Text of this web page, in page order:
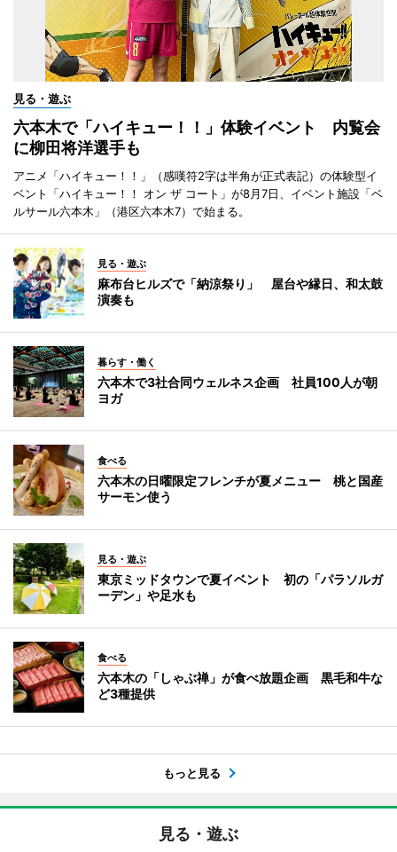
見る・遊ぶ
六本木で「ハイキュー！！」体験イベント 内覧会
に柳田将洋選手も
アニメ「ハイキュー！！」（感嘆符2字は半角が正式表記）の体験型イ
ベント「ハイキュー！！ オン ザ コート」が8月7日、イベント施設「ベ
ルサール六本木」（港区六本木7）で始まる。
見る・遊ぶ
麻布台ヒルズで「納涼祭り」 屋台や縁日、和太鼓
演奏も
暮らす・働く
六本木で3社合同ウェルネス企画 社員100人が朝
ヨガ
食べる
六本木の日曜限定フレンチが夏メニュー 桃と国産
サーモン使う
見る・遊ぶ
東京ミッドタウンで夏イベント 初の「パラソルガ
ーデン」や足水も
食べる
六本木の「しゃぶ禅」が食べ放題企画 黒毛和牛な
ど3種提供
もっと見る
見る・遊ぶ